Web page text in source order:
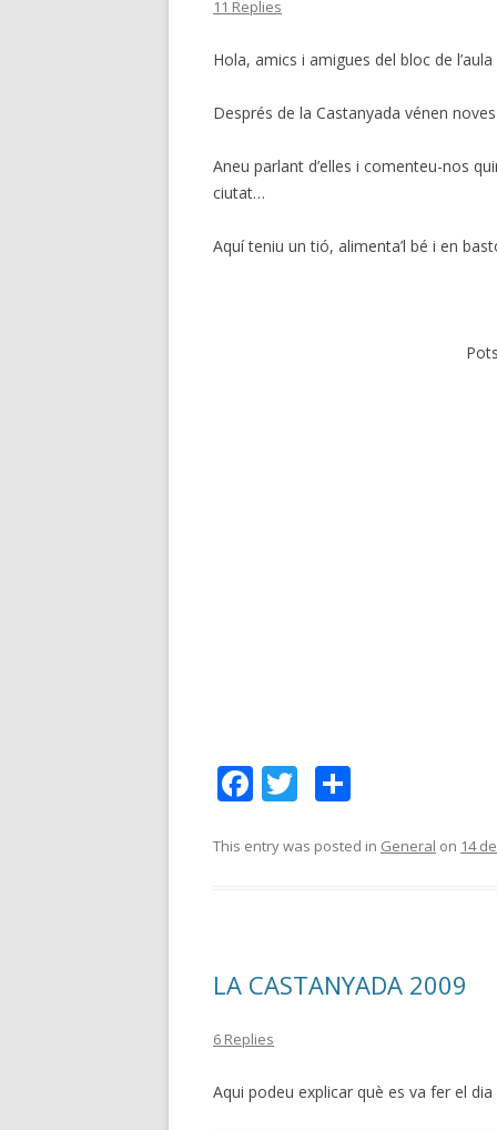
11 Replies
Hola, amics i amigues del bloc de l’aula
Després de la Castanyada vénen
Aneu parlant d’elles i comenteu-nos
ciutat…
Aquí teniu un tió, alimenta’l bé i en
F
e
k
T
itt m
ix
This entry was posted in General on 14
LA CASTANYADA 2009
6 Replies
Aqui podeu explicar què es va fer el